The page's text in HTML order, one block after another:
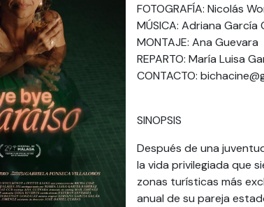
FOTOGRAFÍA: Nicolás
MÚSICA: Adriana García
MONTAJE: Ana Guevara
REPARTO: María Luisa
CONTACTO:
SINOPSIS
Después de una
la vida privilegiada que
zonas turísticas más
anual de su pareja